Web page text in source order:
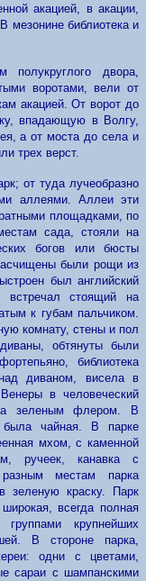
акацией, в акации,
мезонине библиотека и
двора,
воротами, вели от
акацией. От ворот до
впадающую в Волгу,
а от моста до села и
трех верст.
от туда лучеобразно
аллеями. Аллеи эти
площадками, по
сада, стояли на
богов или бюсты
были рощи из
был английский
стоящий на
к губам пальчиком.
комнату, стены и пол
обтянуты были
библиотека
диваном, висела в
в человеческий
зеленым флером. В
чайная. В парке
мхом, с каменной
ручеек, канавка с
местам парка
зеленую краску. Парк
всегда полная
крупнейших
В стороне парка,
одни с цветами,
сараи с шампанскими